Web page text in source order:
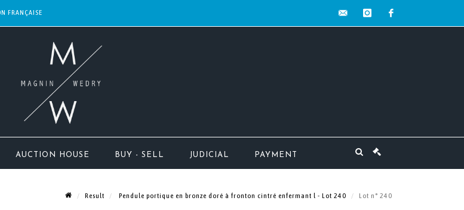
AUCTION HOUSE BUY - SELL JUDICIAL PAYMENT
Result Pendule portique en bronze doré à fronton cintré enfermant l - Lot 240 Lot n° 240